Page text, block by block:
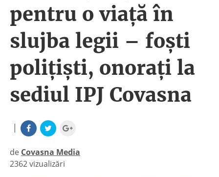
pentru o viață în
slujba legii – foști
polițiști, onorați la
sediul IPJ Covasna
|
de Covasna Media
|
2362 vizualizări